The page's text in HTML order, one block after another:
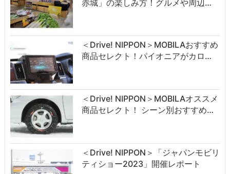
赤城」の楽しみ方！グルメや周辺…
＜Drive! NIPPON＞MOBILAおすすめ
商品セレクト！パイオニアがカロ…
＜Drive! NIPPON＞MOBILAオススメ
商品セレクト！ シーン別おすすめ…
＜Drive! NIPPON＞「ジャパンモビリ
ティショー2023」開催レポート